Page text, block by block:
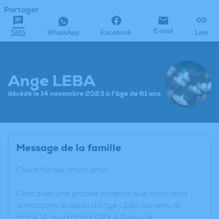
Partager
SMS WhatsApp Facebook E-mail Lien
Ange LEBA
décédé le 14 novembre 2023 à l'âge de 61 ans
Message de la famille
Chère famille, chers amis,
C’est avec une grande tristesse que nous vous
annonçons le décès d’Ange LEBA survenu le
mardi 14 novembre 2023 à Toulouse.